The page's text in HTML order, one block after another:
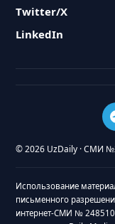
Twitter/X
LinkedIn
© 2026 UzDaily · СМИ
Использование
письменного
интернет-СМИ № 248510